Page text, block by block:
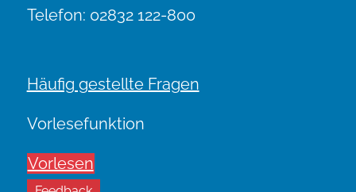
Telefon: 02832 122-800
Häufig gestellte Fragen
Vorlesefunktion
Vorlesen